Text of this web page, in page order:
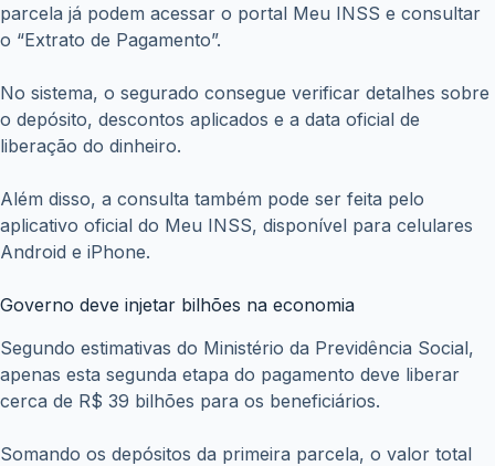
parcela já podem acessar o portal Meu INSS e consultar
o “Extrato de Pagamento”.
No sistema, o segurado consegue verificar detalhes sobre
o depósito, descontos aplicados e a data oficial de
liberação do dinheiro.
Além disso, a consulta também pode ser feita pelo
aplicativo oficial do Meu INSS, disponível para celulares
Android e iPhone.
Governo deve injetar bilhões na economia
Segundo estimativas do Ministério da Previdência Social,
apenas esta segunda etapa do pagamento deve liberar
cerca de R$ 39 bilhões para os beneficiários.
Somando os depósitos da primeira parcela, o valor total